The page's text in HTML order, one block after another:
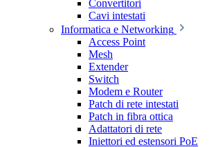
Convertitori
Cavi intestati
Informatica e Networking
Access Point
Mesh
Extender
Switch
Modem e Router
Patch di rete intestati
Patch in fibra ottica
Adattatori di rete
Iniettori ed estensori PoE